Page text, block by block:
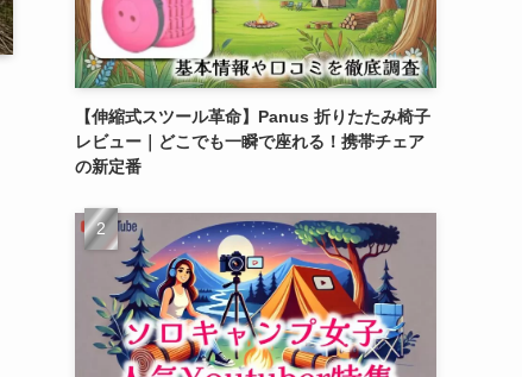
【伸縮式スツール革命】Panus 折りたたみ椅子
レビュー｜どこでも一瞬で座れる！携帯チェア
の新定番